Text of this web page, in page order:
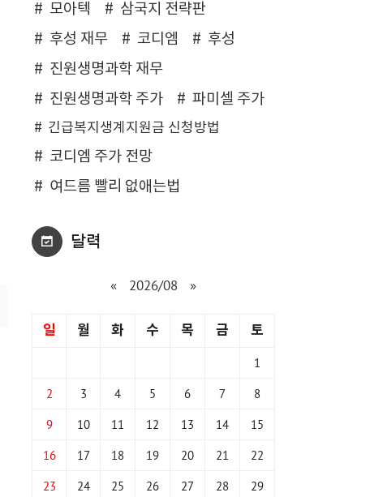
모아텍
삼국지 전략판
후성 재무
코디엠
후성
진원생명과학 재무
진원생명과학 주가
파미셀 주가
긴급복지생계지원금 신청방법
코디엠 주가 전망
여드름 빨리 없애는법
달력
« 2026/08 »
일 월 화 수 목 금 토
1
2
3 4 5 6 7
8
9
10 11 12 13 14
15
16
17 18 19 20 21
22
23
24 25 26 27 28
29